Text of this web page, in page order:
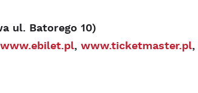
ul. Batorego 10)
www.ebilet.pl, www.ticketmaster.pl,